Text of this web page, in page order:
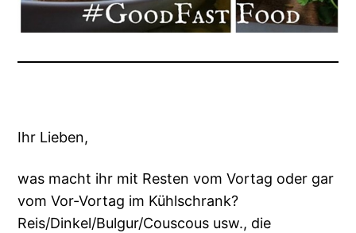
Ihr Lieben,
was macht ihr mit Resten vom Vortag oder gar
vom Vor-Vortag im Kühlschrank?
Reis/Dinkel/Bulgur/Couscous usw., die